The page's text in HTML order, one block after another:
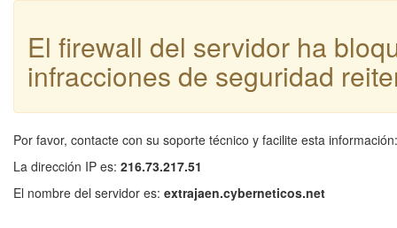
El firewall del servidor ha
infracciones de seguridad
Por favor, contacte con su soporte técnico y facilite esta información:
La dirección IP es: 216.73.217.51
El nombre del servidor es: extrajaen.cyberneticos.net